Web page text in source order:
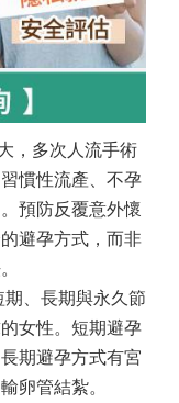
，多次人流手術
慣性流產、不孕
預防反覆意外懷
避孕方式，而非
、長期與永久節
女性。短期避孕
期避孕方式有宮
卵管結紮。